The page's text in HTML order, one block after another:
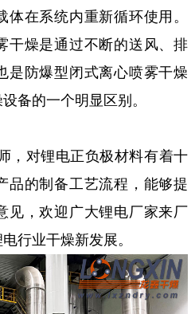
在系统内重新循环使用。
干燥是通过不断的送风、排
是防爆型闭式离心喷雾干燥
备的一个明显区别。
对锂电正负极材料有着十
品的制备工艺流程，能够提
见，欢迎广大锂电厂家来厂
行业干燥新发展。